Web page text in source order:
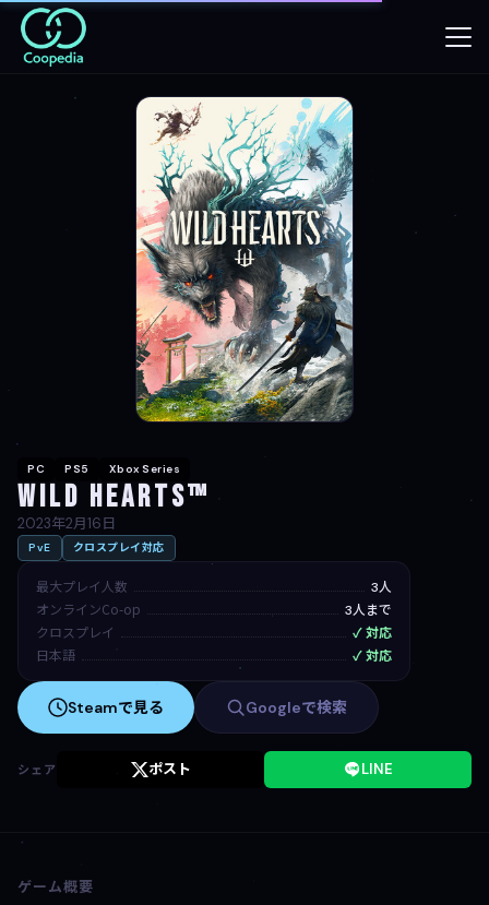
PC PS5 Xbox Series
WILD HEARTS™
2023年2月16日
PvE クロスプレイ対応
最大プレイ人数 3人
オンラインCo-op 3人まで
クロスプレイ ✓ 対応
日本語 ✓ 対応
Steamで見る Googleで検索
シェア ポスト LINE
ゲーム概要